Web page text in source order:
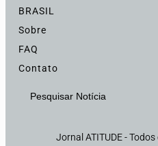
BRASIL
Sobre
FAQ
Contato
Pesquisar Notícia
Jornal ATITUDE -